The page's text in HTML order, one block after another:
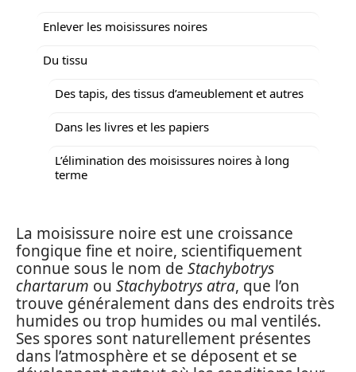
Enlever les moisissures noires
Du tissu
Des tapis, des tissus d’ameublement et autres
Dans les livres et les papiers
L’élimination des moisissures noires à long
terme
La moisissure noire est une croissance
fongique fine et noire, scientifiquement
connue sous le nom de Stachybotrys
chartarum ou Stachybotrys atra, que l’on
trouve généralement dans des endroits très
humides ou trop humides ou mal ventilés.
Ses spores sont naturellement présentes
dans l’atmosphère et se déposent et se